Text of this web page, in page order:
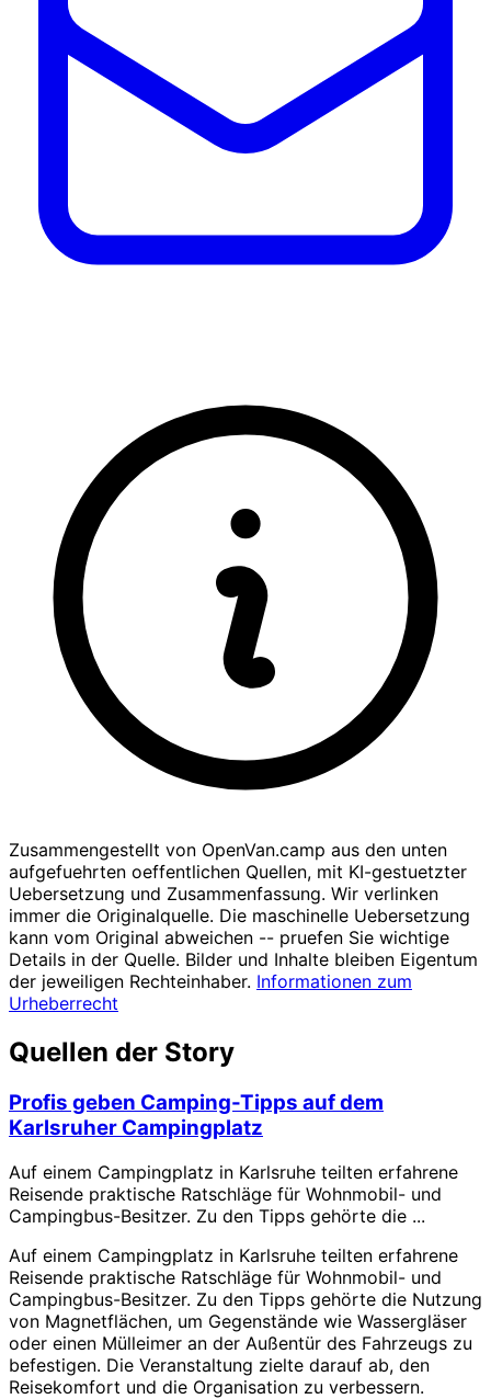
Zusammengestellt von OpenVan.camp aus den unten
aufgefuehrten oeffentlichen Quellen, mit KI-gestuetzter
Uebersetzung und Zusammenfassung. Wir verlinken
immer die Originalquelle. Die maschinelle Uebersetzung
kann vom Original abweichen -- pruefen Sie wichtige
Details in der Quelle. Bilder und Inhalte bleiben Eigentum
der jeweiligen Rechteinhaber. Informationen zum
Urheberrecht
Quellen der Story
Profis geben Camping-Tipps auf dem
Karlsruher Campingplatz
Auf einem Campingplatz in Karlsruhe teilten erfahrene
Reisende praktische Ratschläge für Wohnmobil- und
Campingbus-Besitzer. Zu den Tipps gehörte die ...
Auf einem Campingplatz in Karlsruhe teilten erfahrene
Reisende praktische Ratschläge für Wohnmobil- und
Campingbus-Besitzer. Zu den Tipps gehörte die Nutzung
von Magnetflächen, um Gegenstände wie Wassergläser
oder einen Mülleimer an der Außentür des Fahrzeugs zu
befestigen. Die Veranstaltung zielte darauf ab, den
Reisekomfort und die Organisation zu verbessern.